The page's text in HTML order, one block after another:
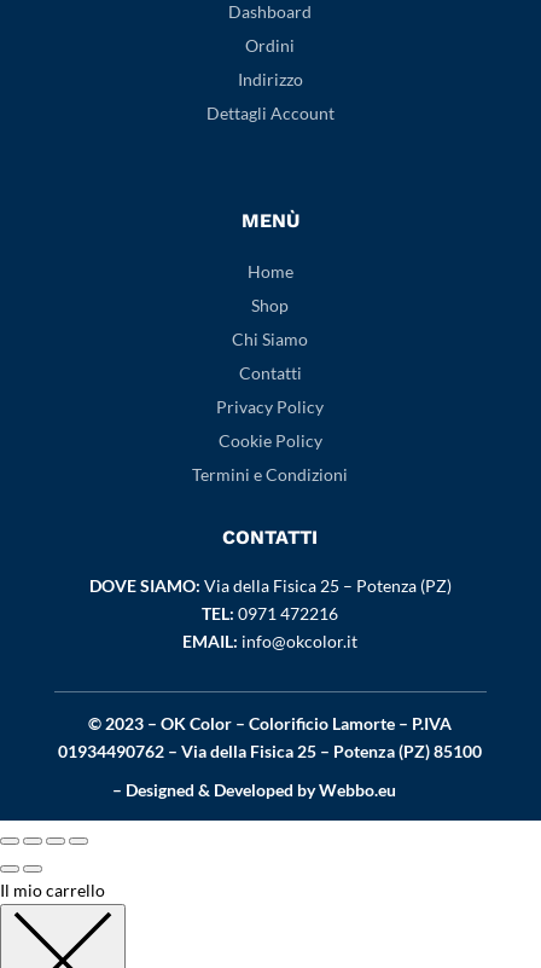
Dashboard
Ordini
Indirizzo
Dettagli Account
MENÙ
Home
Shop
Chi Siamo
Contatti
Privacy Policy
Cookie Policy
Termini e Condizioni
CONTATTI
DOVE SIAMO: Via della Fisica 25 – Potenza (PZ)
TEL: 0971 472216
EMAIL: info@okcolor.it
© 2023 – OK Color – Colorificio Lamorte – P.IVA
01934490762 – Via della Fisica 25 – Potenza (PZ) 85100
– Designed & Developed byWebbo.eu
Il mio carrello